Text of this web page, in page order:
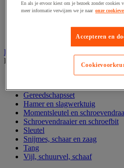
Assortimentsdoos en
Gereedschapskoffer en
Verrijdbare werktafel
Handgereedschap
Bekijk de hele productgroep
Bankschroef, extractor en klem
Gereedschapsset
Hamer en slagwerktuig
Momentsleutel en
Schroevendraaier en schroefbit
Sleutel
Snijmes, schaar en zaag
Tang
Vijl, schuurvel, schaaf
En als je ervoor kiest om je bezoek zonder cookies
meer informatie verwijzen we je naar onze
Accepteren en